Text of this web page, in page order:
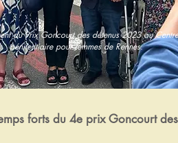
du Prix Goncourt des détenus 2023 au
pénitentiaire pour femmes de Rennes.
forts du 4e prix Goncourt